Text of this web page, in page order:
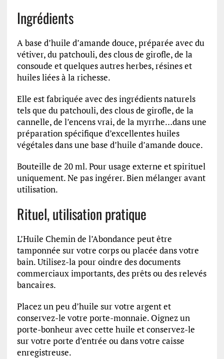
Ingrédients
A base d’huile d’amande douce, préparée avec du
vétiver, du patchouli, des clous de girofle, de la
consoude et quelques autres herbes, résines et
huiles liées à la richesse.
Elle est fabriquée avec des ingrédients naturels
tels que du patchouli, des clous de girofle, de la
cannelle, de l’encens vrai, de la myrrhe…dans une
préparation spécifique d’excellentes huiles
végétales dans une base d’huile d’amande douce.
Bouteille de 20 ml. Pour usage externe et spirituel
uniquement. Ne pas ingérer. Bien mélanger avant
utilisation.
Rituel, utilisation pratique
L’Huile Chemin de l’Abondance peut être
tamponnée sur votre corps ou placée dans votre
bain. Utilisez-la pour oindre des documents
commerciaux importants, des prêts ou des relevés
bancaires.
Placez un peu d’huile sur votre argent et
conservez-le votre porte-monnaie. Oignez un
porte-bonheur avec cette huile et conservez-le
sur votre porte d’entrée ou dans votre caisse
enregistreuse.